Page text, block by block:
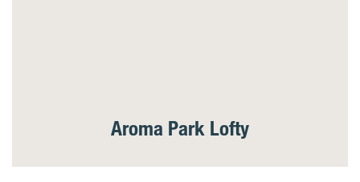
Aroma Park Lofty